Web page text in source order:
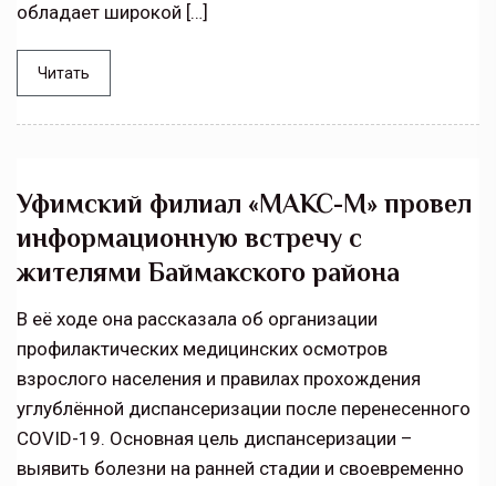
обладает широкой […]
Читать
Уфимский филиал «МАКС-М» провел
информационную встречу с
жителями Баймакского района
В её ходе она рассказала об организации
профилактических медицинских осмотров
взрослого населения и правилах прохождения
углублённой диспансеризации после перенесенного
COVID-19. Основная цель диспансеризации –
выявить болезни на ранней стадии и своевременно